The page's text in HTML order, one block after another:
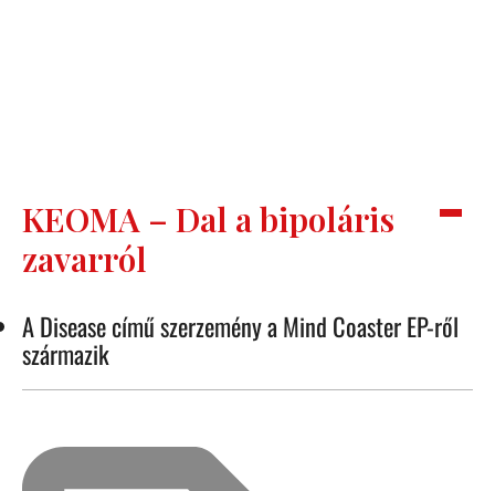
KEOMA – Dal a bipoláris
zavarról
A Disease című szerzemény a Mind Coaster EP-ről
származik